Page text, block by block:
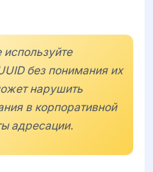
без понимания их
нарушить
в корпоративной
адресации.